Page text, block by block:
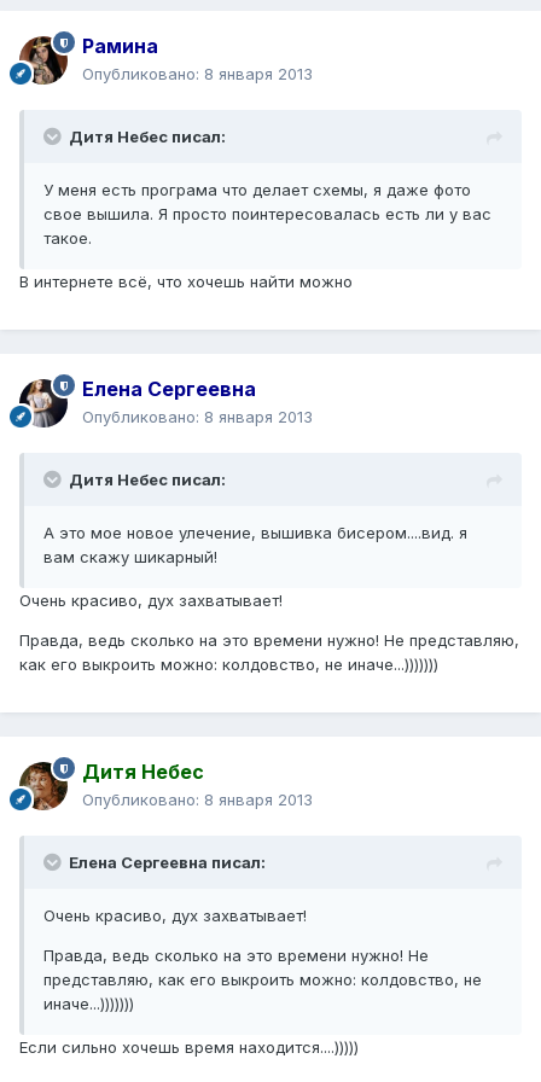
Рамина
Опубликовано: 8 января 2013
Дитя Небес писал:
У меня есть програма что делает схемы, я даже фото
свое вышила. Я просто поинтересовалась есть ли у вас
такое.
В интернете всё, что хочешь найти можно
Елена Сергеевна
Опубликовано: 8 января 2013
Дитя Небес писал:
А это мое новое улечение, вышивка бисером....вид. я
вам скажу шикарный!
Очень красиво, дух захватывает!
Правда, ведь сколько на это времени нужно! Не представляю,
как его выкроить можно: колдовство, не иначе...)))))))
Дитя Небес
Опубликовано: 8 января 2013
Елена Сергеевна писал:
Очень красиво, дух захватывает!
Правда, ведь сколько на это времени нужно! Не
представляю, как его выкроить можно: колдовство, не
иначе...)))))))
Если сильно хочешь время находится....)))))